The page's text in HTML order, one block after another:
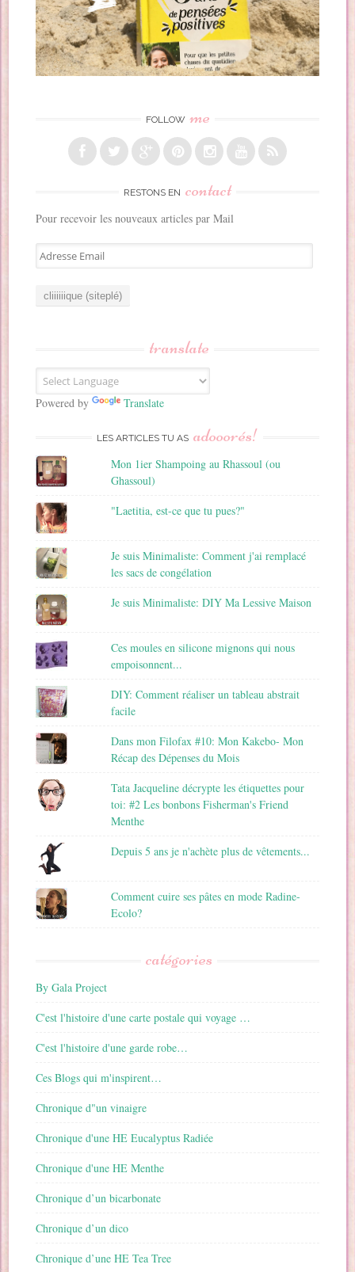
FOLLOW me
RESTONS EN contact
Pour recevoir les nouveaux articles par Mail
A
d
E
m
a
translate
Powered by Translate
LES ARTICLES TU AS adooorés!
Mon 1ier Shampoing au Rhassoul (ou
Ghassoul)
"Laetitia, est-ce que tu pues?"
Je suis Minimaliste: Comment j'ai remplacé
les sacs de congélation
Je suis Minimaliste: DIY Ma Lessive Maison
Ces moules en silicone mignons qui nous
empoisonnent...
DIY: Comment réaliser un tableau abstrait
facile
Dans mon Filofax #10: Mon Kakebo- Mon
Récap des Dépenses du Mois
Tata Jacqueline décrypte les étiquettes pour
toi: #2 Les bonbons Fisherman's Friend
Menthe
Depuis 5 ans je n'achète plus de vêtements...
Comment cuire ses pâtes en mode Radine-
Ecolo?
catégories
By Gala Project
C'est l'histoire d'une carte postale qui voyage …
C'est l'histoire d'une garde robe…
Ces Blogs qui m'inspirent…
Chronique d"un vinaigre
Chronique d'une HE Eucalyptus Radiée
Chronique d'une HE Menthe
Chronique d’un bicarbonate
Chronique d’un dico
Chronique d’une HE Tea Tree